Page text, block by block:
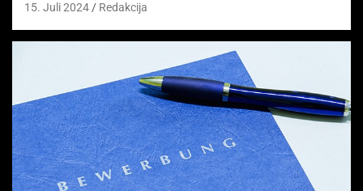
15. Juli 2024 Redakcija